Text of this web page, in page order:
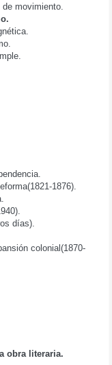
movimiento.
1876).
días).
colonial(1870-
obra literaria.